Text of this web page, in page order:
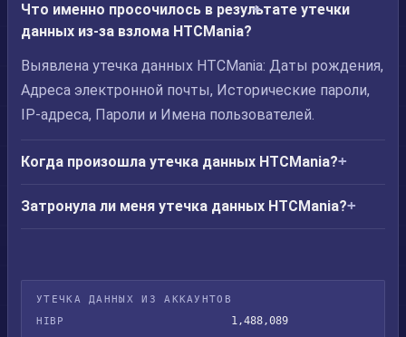
Что именно просочилось в результате утечки
данных из-за взлома HTCMania?
Выявлена утечка данных HTCMania: Даты рождения,
Адреса электронной почты, Исторические пароли,
IP-адреса, Пароли и Имена пользователей.
Когда произошла утечка данных HTCMania?
Затронула ли меня утечка данных HTCMania?
УТЕЧКА ДАННЫХ ИЗ АККАУНТОВ
HIBP
1,488,089